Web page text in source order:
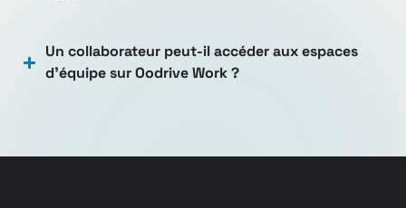
Un collaborateur peut-il accéder aux espaces
d’équipe sur Oodrive Work ?